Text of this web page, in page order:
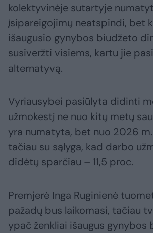
kolektyvinėje sutartyje
įsipareigojimų neatspindi, bet
išaugusio gynybos biudžeto
susiveržti visiems, kartu jie
alternatyvą.
Vyriausybei pasiūlyta didinti
užmokestį ne nuo kitų metų
yra numatyta, bet nuo 2026 m.
tačiau su sąlyga, kad darbo
didėtų sparčiau – 11,5 proc.
Premjerė Inga Ruginienė
pažadų bus laikomasi, tačiau
ypač ženkliai išaugus gynybos